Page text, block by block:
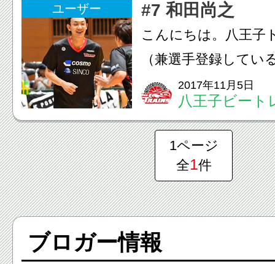
ユーザー #7 和田尚之
こんにちは。八王子
（兼選手登録してい
おかげさまで2017-
ーストステージ優勝
プロ参入から苦節3
ち上げから5年目に
2017年11月5日
八王子ビート
1ページ
全1件
ブロガー情報